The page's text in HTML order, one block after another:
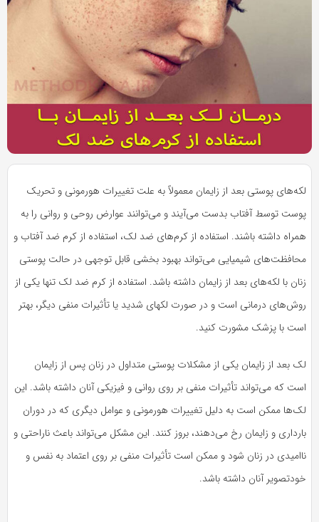
لکه‌های پوستی بعد از زایمان معمولاً به علت تغییرات هورمونی و تحریک
پوست توسط آفتاب بدست می‌آیند و می‌توانند عوارض روحی و روانی را به
همراه داشته باشند. استفاده از کرم‌های ضد لک، استفاده از کرم ضد آفتاب و
محافظت‌های شیمیایی می‌تواند بهبود بخشی قابل توجهی در حالت پوستی
زنان با لکه‌های بعد از زایمان داشته باشد. استفاده از کرم ضد لک تنها یکی از
روش‌های درمانی است و در صورت لکهای شدید یا تأثیرات منفی دیگر، بهتر
است با پزشک مشورت کنید.
لک بعد از زایمان یکی از مشکلات پوستی متداول در زنان پس از زایمان
است که می‌تواند تأثیرات منفی بر روی روانی و فیزیکی آنان داشته باشد. این
لک‌ها ممکن است به دلیل تغییرات هورمونی و عوامل دیگری که در دوران
بارداری و زایمان رخ می‌دهند، بروز کنند. این مشکل می‌تواند باعث ناراحتی و
ناامیدی در زنان شود و ممکن است تأثیرات منفی بر روی اعتماد به نفس و
خودتصویر آنان داشته باشد.